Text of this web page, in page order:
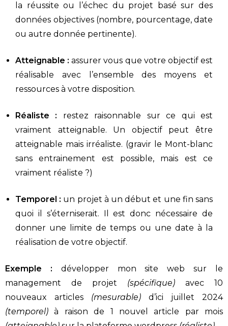
la réussite ou l’échec du projet basé sur des
données objectives (nombre, pourcentage, date
ou autre donnée pertinente).
Atteignable :assurer vous que votre objectif est
réalisable avec l’ensemble des moyens et
ressources à votre disposition.
Réaliste : restez raisonnable sur ce qui est
vraiment atteignable. Un objectif peut être
atteignable mais irréaliste. (gravir le Mont-blanc
sans entrainement est possible, mais est ce
vraiment réaliste ?)
Temporel : un projet à un début et une fin sans
quoi il s’éterniserait. Il est donc nécessaire de
donner une limite de temps ou une date à la
réalisation de votre objectif.
Exemple : développer mon site web sur le
management de projet (spécifique) avec 10
nouveaux articles (mesurable) d’ici juillet 2024
(temporel) à raison de 1 nouvel article par mois